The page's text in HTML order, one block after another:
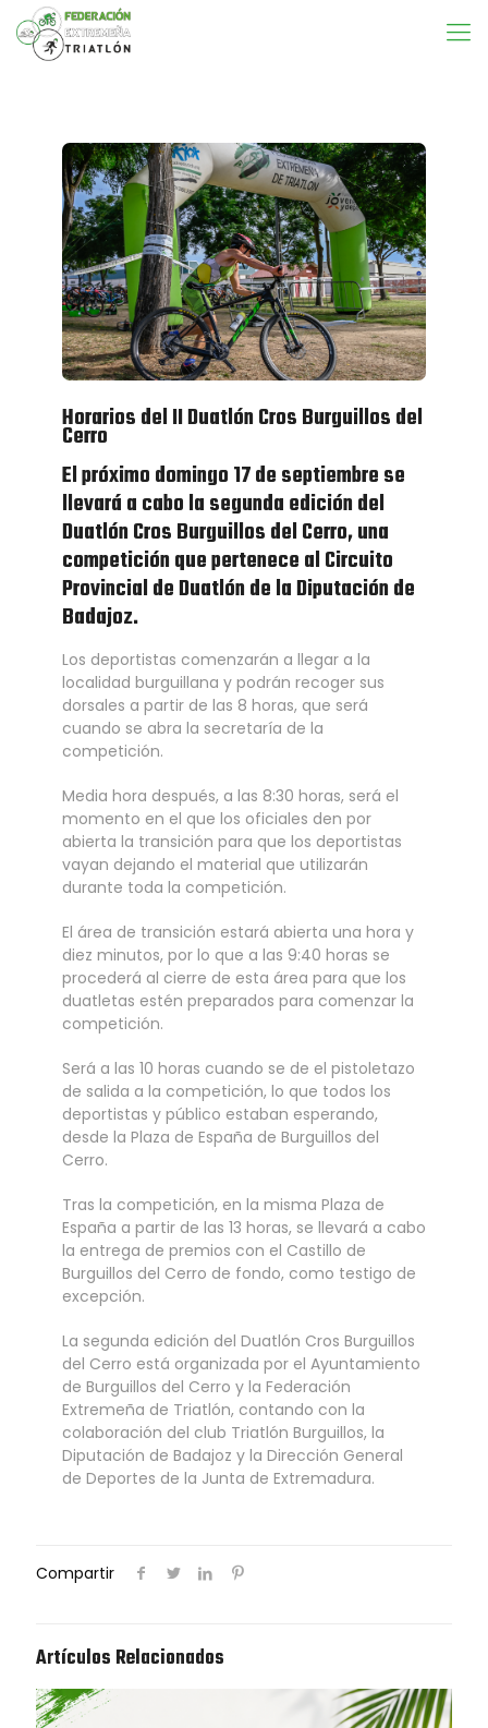
Horarios del II Duatlón Cros Burguillos del
Cerro
El próximo domingo 17 de septiembre se
llevará a cabo la segunda edición del
Duatlón Cros Burguillos del Cerro, una
competición que pertenece al Circuito
Provincial de Duatlón de la Diputación de
Badajoz.
Los deportistas comenzarán a llegar a la
localidad burguillana y podrán recoger sus
dorsales a partir de las 8 horas, que será
cuando se abra la secretaría de la
competición.
Media hora después, a las 8:30 horas, será el
momento en el que los oficiales den por
abierta la transición para que los deportistas
vayan dejando el material que utilizarán
durante toda la competición.
El área de transición estará abierta una hora y
diez minutos, por lo que a las 9:40 horas se
procederá al cierre de esta área para que los
duatletas estén preparados para comenzar la
competición.
Será a las 10 horas cuando se de el pistoletazo
de salida a la competición, lo que todos los
deportistas y público estaban esperando,
desde la Plaza de España de Burguillos del
Cerro.
Tras la competición, en la misma Plaza de
España a partir de las 13 horas, se llevará a cabo
la entrega de premios con el Castillo de
Burguillos del Cerro de fondo, como testigo de
excepción.
La segunda edición del Duatlón Cros Burguillos
del Cerro está organizada por el Ayuntamiento
de Burguillos del Cerro y la Federación
Extremeña de Triatlón, contando con la
colaboración del club Triatlón Burguillos, la
Diputación de Badajoz y la Dirección General
de Deportes de la Junta de Extremadura.
Compartir
Artículos Relacionados